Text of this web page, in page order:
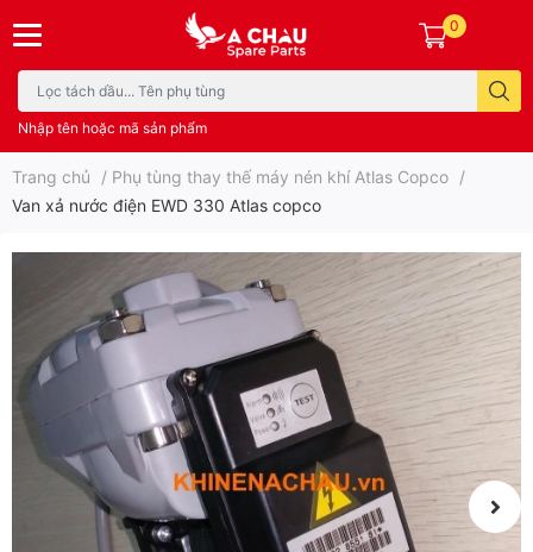
Nhập tên hoặc mã sản phẩm
0
Trang chủ / Phụ tùng thay thế máy nén khí Atlas Copco /
Van xả nước điện EWD 330 Atlas copco